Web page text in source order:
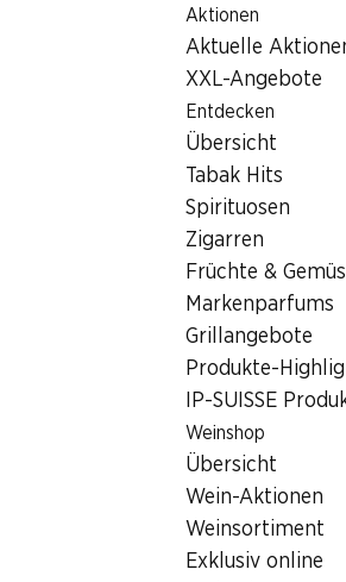
Aktionen
Aktuelle
XXL-Angebote
Entdecken
Übersicht
Tabak Hits
Spirituosen
Zigarren
Früchte &
Markenparfums
Grillangebote
Produkte-
IP-SUISSE
Weinshop
Übersicht
Wein-Aktionen
Weinsortiment
Exklusiv online
Filialsuche
Denner Filiale Mythencenterstrasse
6438 Ibach,
Mythencenterstrasse 16, 6438
Zur Wegbeschreibung
Öffnungszeiten